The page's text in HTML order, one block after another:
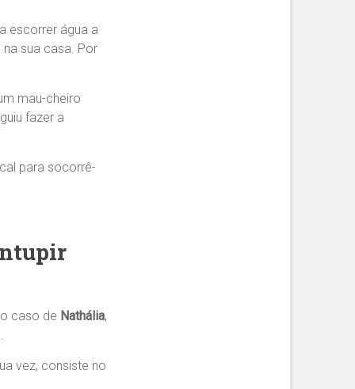
escorrer água a
sua casa. Por
mau-cheiro
fazer a
para socorrê-
caso de Nathália,
vez, consiste no